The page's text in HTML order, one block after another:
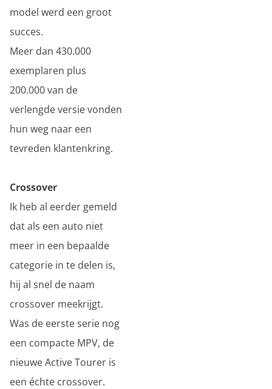
model werd een groot
succes.
Meer dan 430.000
exemplaren plus
200.000 van de
verlengde versie vonden
hun weg naar een
tevreden klantenkring.
Crossover
Ik heb al eerder gemeld
dat als een auto niet
meer in een bepaalde
categorie in te delen is,
hij al snel de naam
crossover meekrijgt.
Was de eerste serie nog
een compacte MPV, de
nieuwe Active Tourer is
een échte crossover.